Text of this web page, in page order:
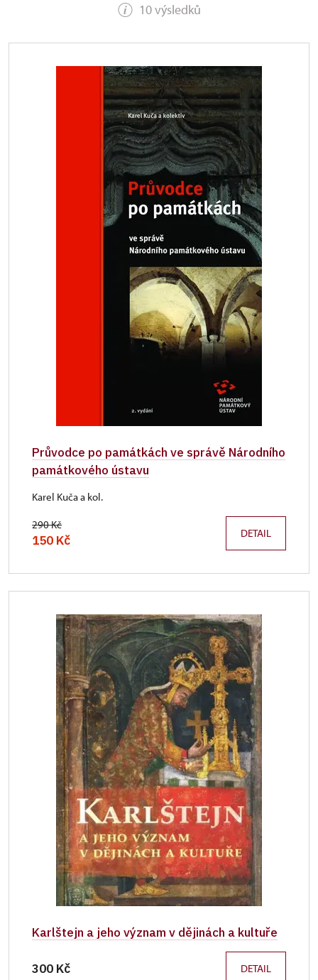
10 výsledků
Průvodce po památkách ve správě Národního
památkového ústavu
Karel Kuča a kol.
290 Kč
150 Kč DETAIL
Karlštejn a jeho význam v dějinách a kultuře
300 Kč DETAIL